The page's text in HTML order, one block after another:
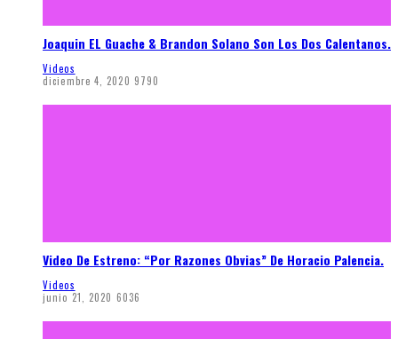
Joaquin EL Guache & Brandon Solano Son Los Dos Calentanos.
Videos
diciembre 4, 2020 9790
Video De Estreno: “Por Razones Obvias” De Horacio Palencia.
Videos
junio 21, 2020 6036